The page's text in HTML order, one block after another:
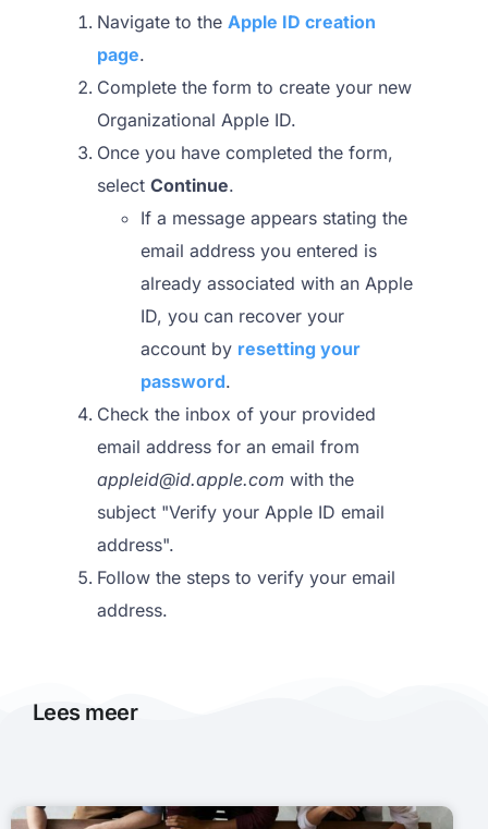
Navigate to the Apple ID creation
page.
Complete the form to create your new
Organizational Apple ID.
Once you have completed the form,
select Continue.
If a message appears stating the
email address you entered is
already associated with an Apple
ID, you can recover your
account by resetting your
password.
Check the inbox of your provided
email address for an email from
appleid@id.apple.com with the
subject "Verify your Apple ID email
address".
Follow the steps to verify your email
address.
Lees meer